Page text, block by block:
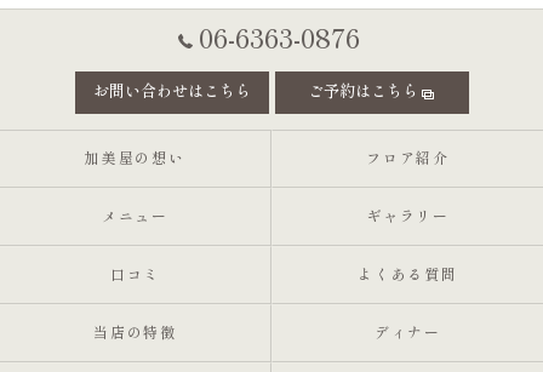
06-6363-0876
お問い合わせはこちら ご予約はこちら
加美屋の想い フロア紹介
メニュー ギャラリー
口コミ よくある質問
当店の特徴 ディナー